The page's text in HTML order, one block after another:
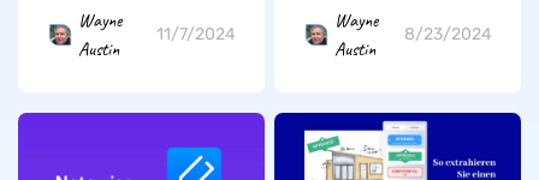
Wayne
Austin
11/7/2024
Wayne
Austin
8/23/2024